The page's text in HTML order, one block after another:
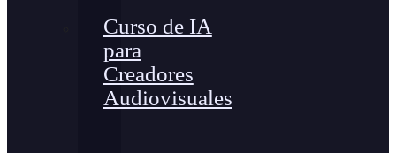
Curso de IA
para
Creadores
Audiovisuales